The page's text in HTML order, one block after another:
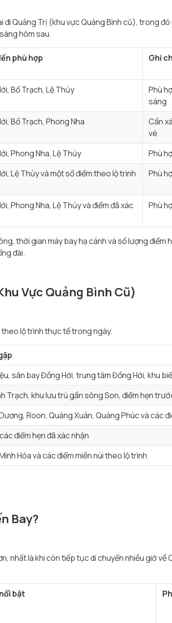
Quảng Trị (khu vực Quảng Bình cũ), trong
hôm sau.
phù hợp Ghi
Bố Trạch, Lệ Thủy
Phù
sáng
Bố Trạch, Phong Nha
Cần
vé
Phong Nha, Lệ Thủy
Phù
Lệ Thủy và một số điểm theo lộ trình Phù
Phong Nha, Lệ Thủy và điểm đã xác
Phù
thời gian máy bay hạ cánh và số lượng điểm
đài.
Vực Quảng Bình Cũ)
theo lộ trình thực tế trong ngày.
sân bay Đồng Hới, trung tâm Đồng Hới, khu
Trạch, khu lưu trú gần sông Son, điểm hẹn
Roon, Quảng Xuân, Quảng Phúc và các
điểm hẹn đã xác nhận
Hóa và các điểm miền núi theo lộ trình
Bay?
nhất là khi còn tiếp tục di chuyển nhiều giờ về
bật